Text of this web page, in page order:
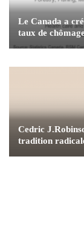
Le Canada a
taux de
Cedric
tradition